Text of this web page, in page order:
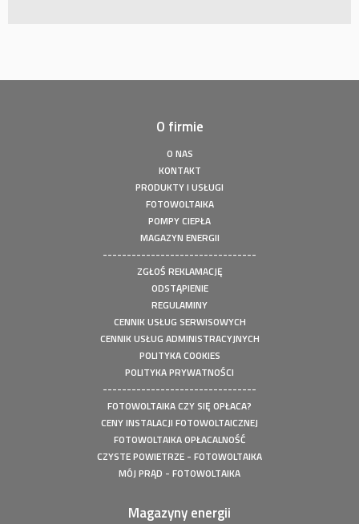
O firmie
O NAS
KONTAKT
PRODUKTY I USŁUGI
FOTOWOLTAIKA
POMPY CIEPŁA
MAGAZYN ENERGII
--------------------------------
ZGŁOŚ REKLAMACJĘ
ODSTĄPIENIE
REGULAMINY
CENNIK USŁUG SERWISOWYCH
CENNIK USŁUG ADMINISTRACYJNYCH
POLITYKA COOKIES
POLITYKA PRYWATNOŚCI
--------------------------------
FOTOWOLTAIKA CZY SIĘ OPŁACA?
CENY INSTALACJI FOTOWOLTAICZNEJ
FOTOWOLTAIKA OPŁACALNOŚĆ
CZYSTE POWIETRZE - FOTOWOLTAIKA
MÓJ PRĄD - FOTOWOLTAIKA
Magazyny energii